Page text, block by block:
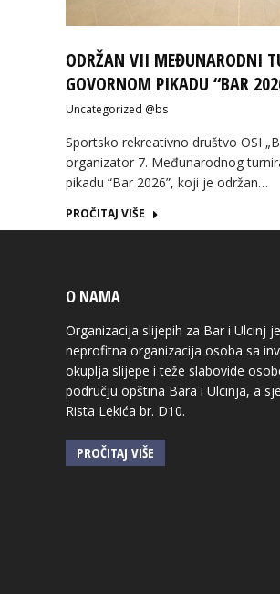
ODRŽAN VII MEĐUNARODNI
GOVORNOM PIKADU “BAR
Uncategorized @bs
Sportsko rekreativno društvo OSI
organizator 7. Međunarodnog
pikadu “Bar 2026”, koji je održan…
PROČITAJ VIŠE
O NAMA
Organizacija slijepih za Bar i Ulcinj
neprofitna organizacija osoba sa
okuplja slijepe i teže slabovide
području opština Bara i Ulcinja, a
Rista Lekića br. D10.
PROČITAJ VIŠE